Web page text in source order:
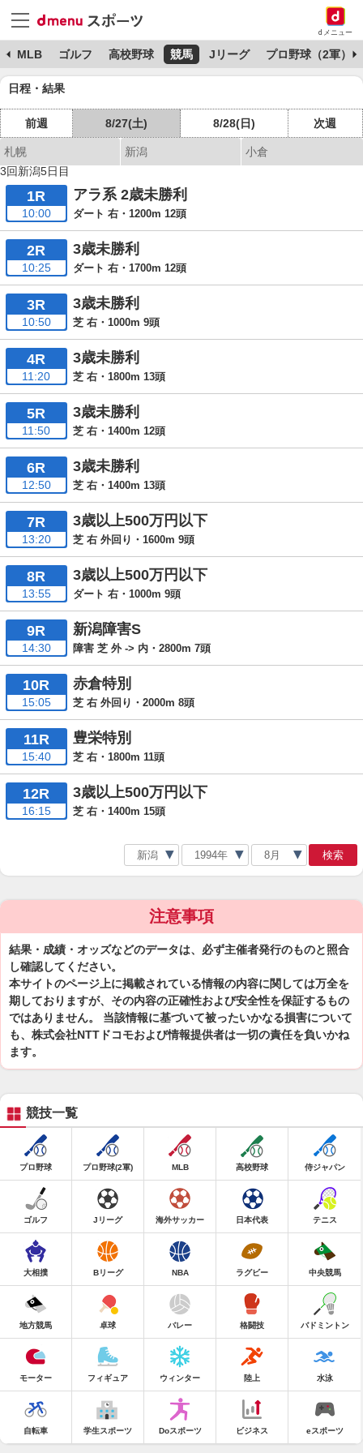
dメニュー
MLB ゴルフ 高校野球 競馬 Jリーグ プロ野球（2軍）
日程・結果
前週 8/27(土) 8/28(日) 次週
札幌 新潟
小倉
3回新潟5日目
1R
10:00
アラ系 2歳未勝利
ダート 右・1200m 12頭
2R
10:25
3歳未勝利
ダート 右・1700m 12頭
3R
10:50
3歳未勝利
芝 右・1000m 9頭
4R
11:20
3歳未勝利
芝 右・1800m 13頭
5R
11:50
3歳未勝利
芝 右・1400m 12頭
6R
12:50
3歳未勝利
芝 右・1400m 13頭
7R
13:20
3歳以上500万円以下
芝 右 外回り・1600m 9頭
8R
13:55
3歳以上500万円以下
ダート 右・1000m 9頭
9R
14:30
新潟障害S
障害 芝 外 -> 内・2800m 7頭
10R
15:05
赤倉特別
芝 右 外回り・2000m 8頭
11R
15:40
豊栄特別
芝 右・1800m 11頭
12R
16:15
3歳以上500万円以下
芝 右・1400m 15頭
検索
注意事項
結果・成績・オッズなどのデータは、必ず主催者発行のものと照合
し確認してください。
本サイトのページ上に掲載されている情報の内容に関しては万全を
期しておりますが、その内容の正確性および安全性を保証するもの
ではありません。 当該情報に基づいて被ったいかなる損害について
も、株式会社NTTドコモおよび情報提供者は一切の責任を負いかね
ます。
競技一覧
プロ野球 プロ野球(2軍) MLB 高校野球 侍ジャパン
ゴルフ Jリーグ 海外サッカー 日本代表 テニス
大相撲 Bリーグ NBA ラグビー 中央競馬
地方競馬 卓球 バレー 格闘技 バドミントン
モーター フィギュア ウィンター 陸上 水泳
自転車 学生スポーツ Doスポーツ ビジネス eスポーツ